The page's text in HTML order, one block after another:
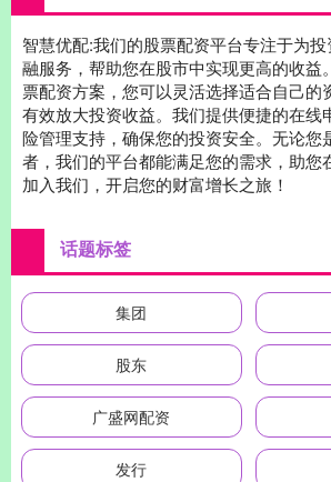
智慧优配:我们的股票配资平台专注于为
融服务，帮助您在股市中实现更高的收益
票配资方案，您可以灵活选择适合自己的
有效放大投资收益。我们提供便捷的在线
险管理支持，确保您的投资安全。无论您
者，我们的平台都能满足您的需求，助您
加入我们，开启您的财富增长之旅！
话题标签
集团
股东
广盛网配资
发行